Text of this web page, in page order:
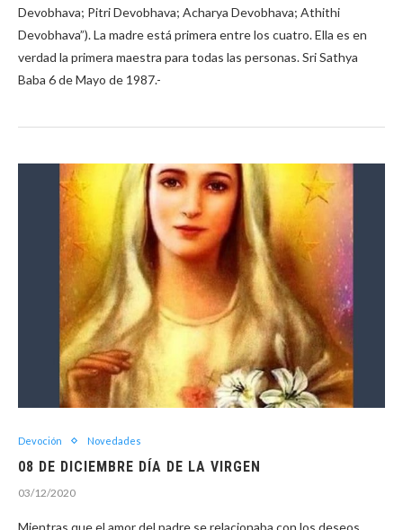
Devobhava; Pitri Devobhava; Acharya Devobhava; Athithi
Devobhava”). La madre está primera entre los cuatro. Ella es en
verdad la primera maestra para todas las personas. Sri Sathya
Baba 6 de Mayo de 1987.-
Devoción Novedades
08 DE DICIEMBRE DÍA DE LA VIRGEN
03/12/2020
Mientras que el amor del padre se relacionaba con los deseos